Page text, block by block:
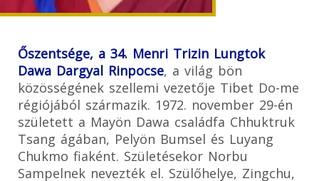
Őszentsége, a 34. Menri Trizin Lungtok
Dawa Dargyal Rinpocse, a világ bön
közösségének szellemi vezetője Tibet Do-me
régiójából származik. 1972. november 29-én
született a Mayön Dawa családfa Chhuktruk
Tsang ágában, Pelyön Bumsel és Luyang
Chukmo fiaként. Születésekor Norbu
Sampelnek nevezték el. Szülőhelye, Zingchu,